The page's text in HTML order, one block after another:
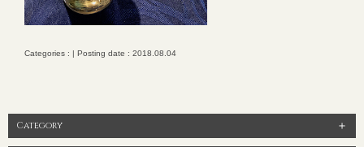
Categories : | Posting date : 2018.08.04
Category